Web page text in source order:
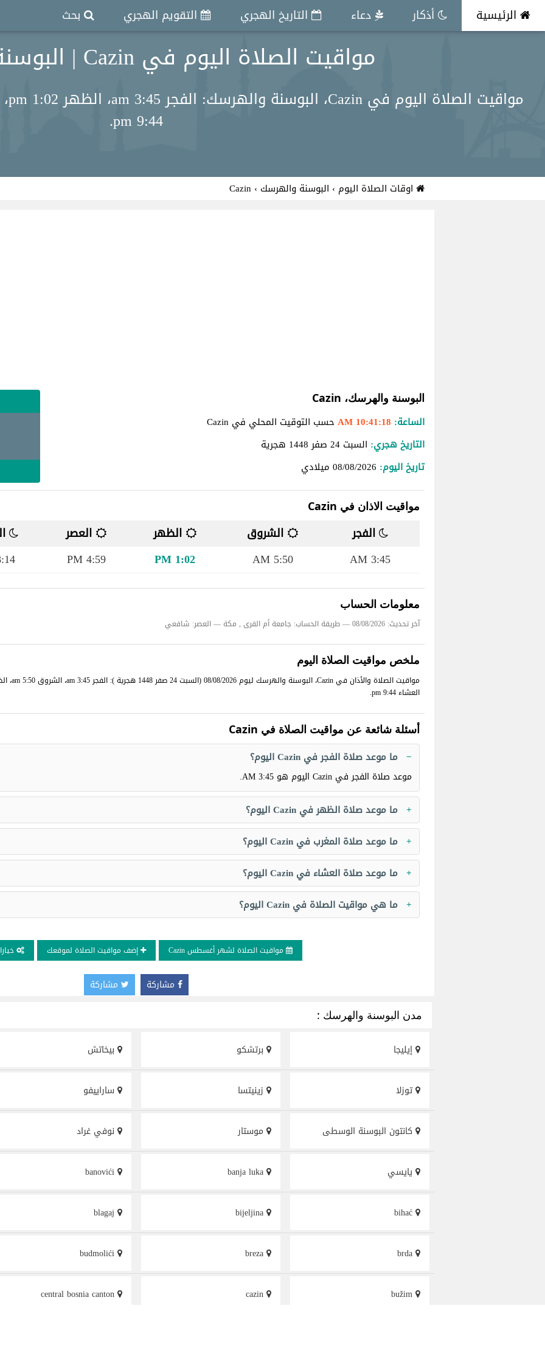
الرئيسية أذكار دعاء التاريخ الهجري التقويم الهجري بحث
مواقيت الصلاة اليوم في Cazin | البوسنة والهرسك
9:44 pm.
اوقات الصلاة اليوم › البوسنة والهرسك ›
Cazin
البوسنة والهرسك، Cazin
الساعة: 10:41:19 AM
حسب التوقيت المحلي في Cazin
التاريخ هجري: السبت 24 صفر 1448 هجرية
تاريخ اليوم: 08/08/2026 ميلادي
مواقيت الاذان في Cazin
الفجر الشروق الظهر العصر
3:45 AM
5:50 AM
1:02 PM
4:59 PM
PM
معلومات الحساب
آخر تحديث: 08/08/2026 — طريقة الحساب: جامعة أم القرى , مكة — العصر: شافعي
ملخص مواقيت الصلاة اليوم
العشاء 9:44 pm.
أسئلة شائعة عن مواقيت الصلاة في Cazin
ما موعد صلاة الفجر في Cazin اليوم؟
موعد صلاة الفجر في Cazin اليوم هو 3:45 AM
.
ما موعد صلاة الظهر في Cazin اليوم؟
ما موعد صلاة المغرب في Cazin اليوم؟
ما موعد صلاة العشاء في Cazin اليوم؟
ما هي مواقيت الصلاة في Cazin اليوم؟
مواقيت الصلاة لشهر أغسطس Cazin إضف مواقيت الصلاة لموقعك
مشاركة مشاركة
مدن البوسنة والهرسك :
إيليجا برتشكو بيخاتش
توزلا زينيتسا ساراييفو
كانتون البوسنة الوسطى موستار نوفي غراد
يايسي banja luka
banovići
bijeljina
blagaj
breza
budmolići
cazin
central bosnia canton